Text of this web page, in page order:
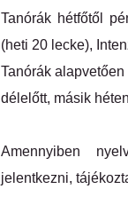
Tanórák hétfőtől
(heti 20 lecke),
Tanórák
délelőtt, másik
Amennyiben
jelentkezni,